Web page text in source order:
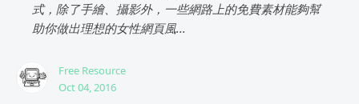
式，除了手繪、攝影外，一些網路上的免費素材能夠幫
助你做出理想的女性網頁風...
Free Resource
Oct 04, 2016